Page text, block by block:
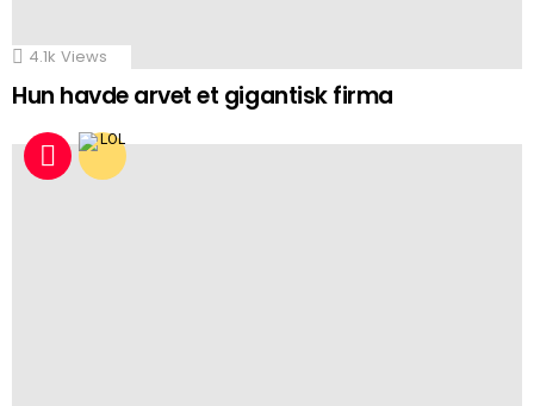
4.1k Views
Hun havde arvet et gigantisk firma